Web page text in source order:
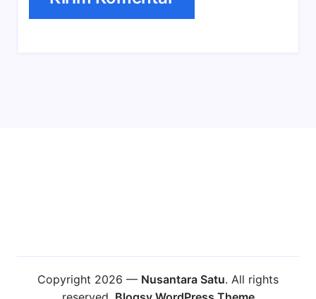
Copyright 2026 — Nusantara Satu. All rights